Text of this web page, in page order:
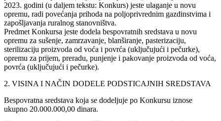
2023. godini (u daljem tekstu: Konkurs) jeste ulaganje u novu
opremu, radi povećanja prihoda na poljoprivrednim gazdinstvima i
zapošljavanja ruralnog stanovništva.
Predmet Konkursa jeste dodela bespovratnih sredstava u novu
opremu za sušenje, zamrzavanje, blanširanje, pasterizaciju,
sterilizaciju proizvoda od voća i povrća (uključujući i pečurke),
opremu za prijem, preradu, punjenje i pakovanje proizvoda od voća,
povrća (uključujući i pečurke).
2. VISINA I NAČIN DODELE PODSTICAJNIH SREDSTAVA
Bespovratna sredstava koja se dodeljuje po Konkursu iznose
ukupno 20.000.000,00 dinara.